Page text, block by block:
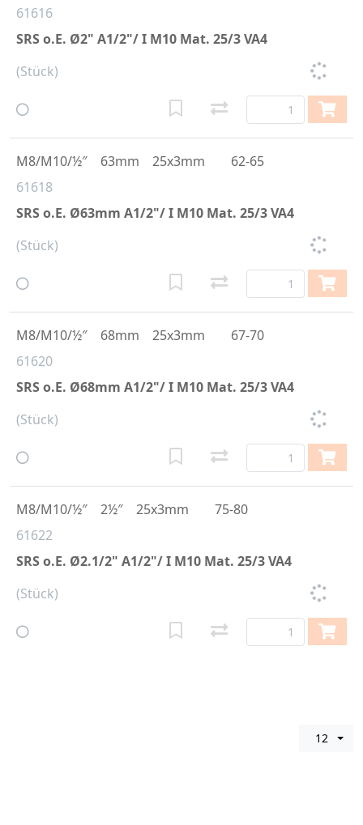
61616
SRS o.E. Ø2" A1/2"/ I M10 Mat. 25/3 VA4
(Stück)
61618
SRS o.E. Ø63mm A1/2"/ I M10 Mat. 25/3 VA4
M8/M10/½″ 63mm 25x3mm 62-65
(Stück)
61620
SRS o.E. Ø68mm A1/2"/ I M10 Mat. 25/3 VA4
M8/M10/½″ 68mm 25x3mm 67-70
(Stück)
61622
SRS o.E. Ø2.1/2" A1/2"/ I M10 Mat. 25/3 VA4
M8/M10/½″ 2½″ 25x3mm 75-80
(Stück)
12